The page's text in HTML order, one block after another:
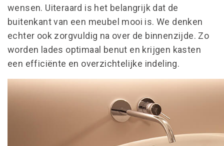
WOONINTERIEUR
wensen. Uiteraard is het belangrijk dat de
buitenkant van een meubel mooi is. We denken
echter ook zorgvuldig na over de binnenzijde. Zo
worden lades optimaal benut en krijgen kasten
een efficiënte en overzichtelijke indeling.